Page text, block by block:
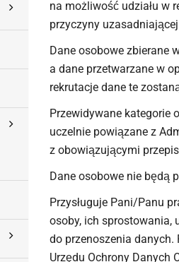
na możliwość udziału w
przyczyny
Dane osobowe zbierane
a dane przetwarzane w
rekrutacje dane te
Przewidywane kategorie
uczelnie powiązane z
z obowiązującymi
Dane osobowe nie będą
Przysługuje Pani/Panu
osoby, ich sprostowania,
do przenoszenia danych.
Urzędu Ochrony Danych